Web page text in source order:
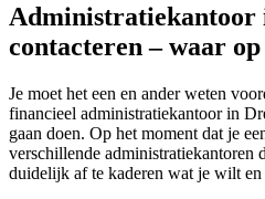
Administratiekantoor
contacteren – waar
Je moet het een en ander weten
financieel administratiekantoor in
gaan doen. Op het moment dat je
verschillende administratiekantoren
duidelijk af te kaderen wat je wilt